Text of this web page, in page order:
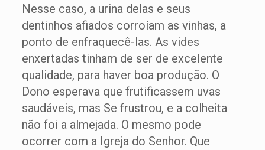
Nesse caso, a urina delas e seus
dentinhos afiados corroíam as vinhas, a
ponto de enfraquecê-las. As vides
enxertadas tinham de ser de excelente
qualidade, para haver boa produção. O
Dono esperava que frutificassem uvas
saudáveis, mas Se frustrou, e a colheita
não foi a almejada. O mesmo pode
ocorrer com a Igreja do Senhor. Que